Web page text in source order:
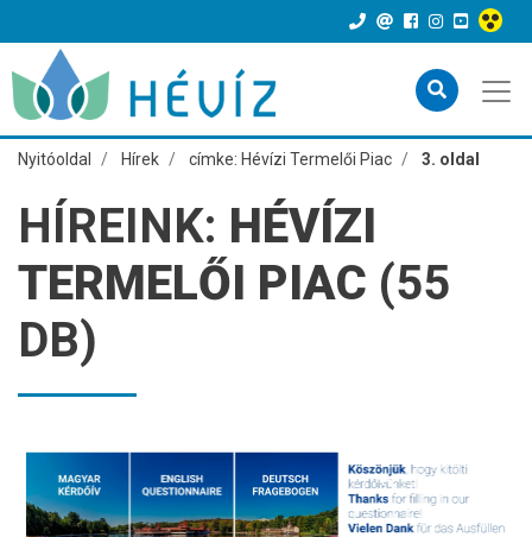
Nyitóoldal Hírek címke: Hévízi Termelői Piac 3. oldal
HÍREINK: HÉVÍZI
TERMELŐI PIAC (55
DB)